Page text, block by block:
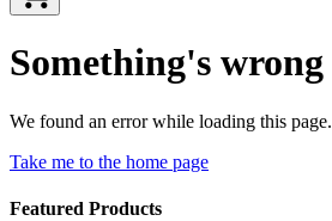
Something's wrong
We found an error while loading this page.
Take me to the home page
Featured Products